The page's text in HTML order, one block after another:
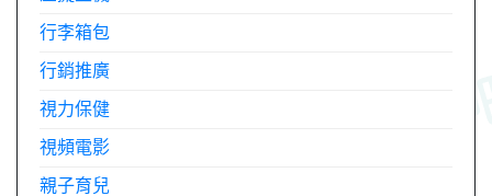
行李箱包
行銷推廣
視力保健
視頻電影
親子育兒